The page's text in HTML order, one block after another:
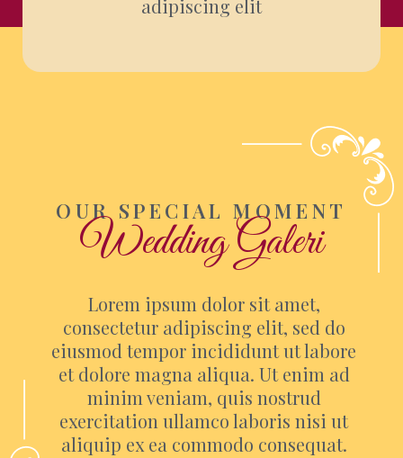
adipiscing elit
OUR SPECIAL MOMENT
Wedding Galeri
Lorem ipsum dolor sit amet,
consectetur adipiscing elit, sed do
eiusmod tempor incididunt ut labore
et dolore magna aliqua. Ut enim ad
minim veniam, quis nostrud
exercitation ullamco laboris nisi ut
aliquip ex ea commodo consequat.